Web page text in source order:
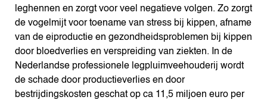
leghennen en zorgt voor veel negatieve volgen. Zo zorgt
de vogelmijt voor toename van stress bij kippen, afname
van de eiproductie en gezondheidsproblemen bij kippen
door bloedverlies en verspreiding van ziekten. In de
Nederlandse professionele legpluimveehouderij wordt
de schade door productieverlies en door
bestrijdingskosten geschat op ca 11,5 miljoen euro per